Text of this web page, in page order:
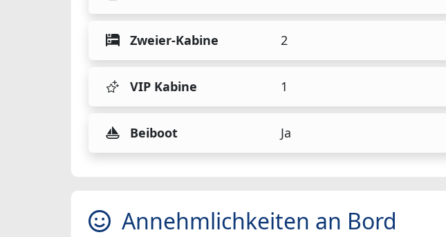
Zweier-Kabine 2
VIP Kabine 1
Beiboot Ja
Annehmlichkeiten an Bord